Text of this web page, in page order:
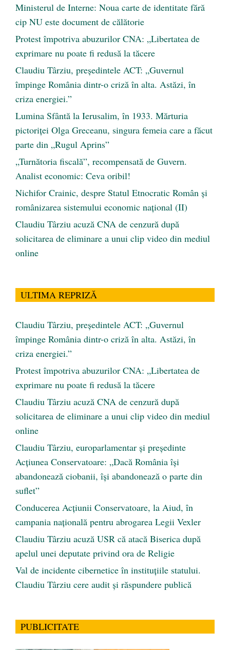
Ministerul de Interne: Noua carte de identitate fără
cip NU este document de călătorie
Protest împotriva abuzurilor CNA: „Libertatea de
exprimare nu poate fi redusă la tăcere
Claudiu Târziu, președintele ACT: „Guvernul
împinge România dintr-o criză în alta. Astăzi, în
criza energiei.”
Lumina Sfântă la Ierusalim, în 1933. Mărturia
pictoriței Olga Greceanu, singura femeia care a făcut
parte din „Rugul Aprins”
„Turnătoria fiscală”, recompensată de Guvern.
Analist economic: Ceva oribil!
Nichifor Crainic, despre Statul Etnocratic Român şi
românizarea sistemului economic naţional (II)
Claudiu Târziu acuză CNA de cenzură după
solicitarea de eliminare a unui clip video din mediul
online
ULTIMA REPRIZĂ
Claudiu Târziu, președintele ACT: „Guvernul
împinge România dintr-o criză în alta. Astăzi, în
criza energiei.”
Protest împotriva abuzurilor CNA: „Libertatea de
exprimare nu poate fi redusă la tăcere
Claudiu Târziu acuză CNA de cenzură după
solicitarea de eliminare a unui clip video din mediul
online
Claudiu Târziu, europarlamentar și președinte
Acțiunea Conservatoare: „Dacă România își
abandonează ciobanii, își abandonează o parte din
suflet”
Conducerea Acțiunii Conservatoare, la Aiud, în
campania națională pentru abrogarea Legii Vexler
Claudiu Târziu acuză USR că atacă Biserica după
apelul unei deputate privind ora de Religie
Val de incidente cibernetice în instituțiile statului.
Claudiu Târziu cere audit și răspundere publică
PUBLICITATE